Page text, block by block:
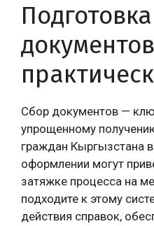
Подготовка
Сбор документов —
упрощенному
граждан Кыргызстана
оформлении могут
затяжке процесса на
подходите к этому
действия справок,